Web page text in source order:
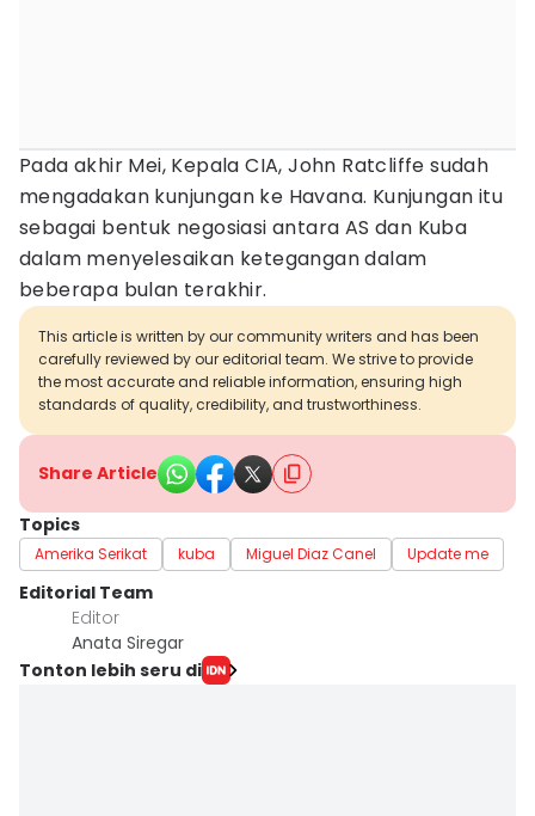
Pada akhir Mei, Kepala CIA, John Ratcliffe sudah
mengadakan kunjungan ke Havana. Kunjungan itu
sebagai bentuk negosiasi antara AS dan Kuba
dalam menyelesaikan ketegangan dalam
beberapa bulan terakhir.
This article is written by our community writers and has been
carefully reviewed by our editorial team. We strive to provide
the most accurate and reliable information, ensuring high
standards of quality, credibility, and trustworthiness.
Share Article
Topics
Amerika Serikat kuba Miguel Diaz Canel Update me
Editorial Team
Editor
Anata Siregar
Tonton lebih seru di